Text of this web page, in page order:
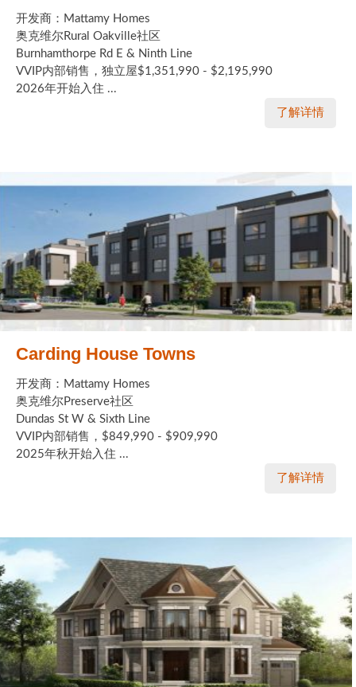
开发商：Mattamy Homes
奥克维尔Rural Oakville社区
Burnhamthorpe Rd E & Ninth Line
VVIP内部销售，独立屋$1,351,990 - $2,195,990
2026年开始入住 ...
了解详情
Carding House Towns
开发商：Mattamy Homes
奥克维尔Preserve社区
Dundas St W & Sixth Line
VVIP内部销售，$849,990 - $909,990
2025年秋开始入住 ...
了解详情